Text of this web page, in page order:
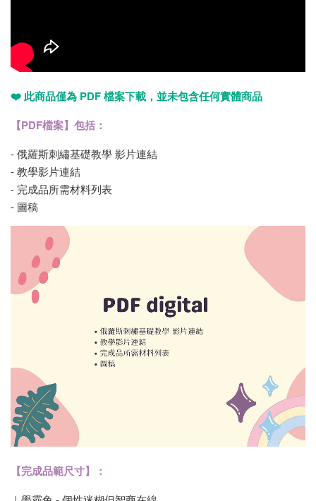
❤️ 此商品僅為 PDF 檔案下載，並未包含任何實體商品
【PDF檔案】包括：
- 俄羅斯刺繡基礎教學 影片連結
- 教學影片連結
- 完成品所需材料列表
- 圖稿
【完成品範尺寸】：